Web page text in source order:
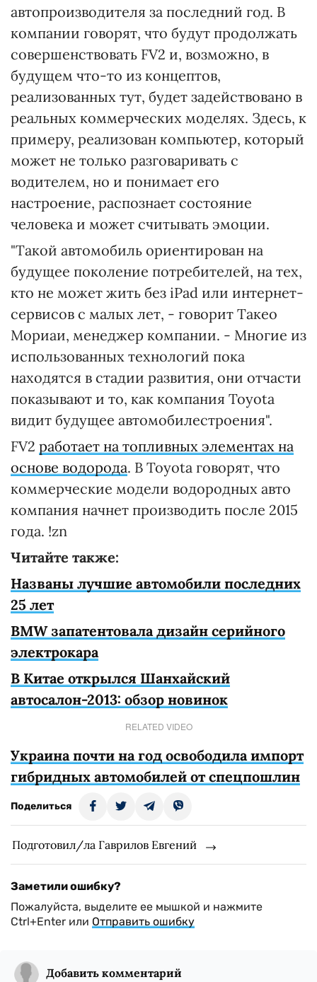
автопроизводителя за последний год. В
компании говорят, что будут продолжать
совершенствовать FV2 и, возможно, в
будущем что-то из концептов,
реализованных тут, будет задействовано в
реальных коммерческих моделях. Здесь, к
примеру, реализован компьютер, который
может не только разговаривать с
водителем, но и понимает его
настроение, распознает состояние
человека и может считывать эмоции.
"Такой автомобиль ориентирован на
будущее поколение потребителей, на тех,
кто не может жить без iPad или интернет-
сервисов с малых лет, - говорит Такео
Мориаи, менеджер компании. - Многие из
использованных технологий пока
находятся в стадии развития, они отчасти
показывают и то, как компания Toyota
видит будущее автомобилестроения".
FV2 работает на топливных элементах на
основе водорода. В Toyota говорят, что
коммерческие модели водородных авто
компания начнет производить после 2015
года. !zn
Читайте также:
Названы лучшие автомобили последних
25 лет
BMW запатентовала дизайн серийного
электрокара
В Китае открылся Шанхайский
автосалон-2013: обзор новинок
RELATED VIDEO
Украина почти на год освободила импорт
гибридных автомобилей от спецпошлин
Поделиться
Подготовил/ла Гаврилов Евгений
Заметили ошибку?
Пожалуйста, выделите ее мышкой и нажмите
Ctrl+Enter или Отправить ошибку
Добавить комментарий